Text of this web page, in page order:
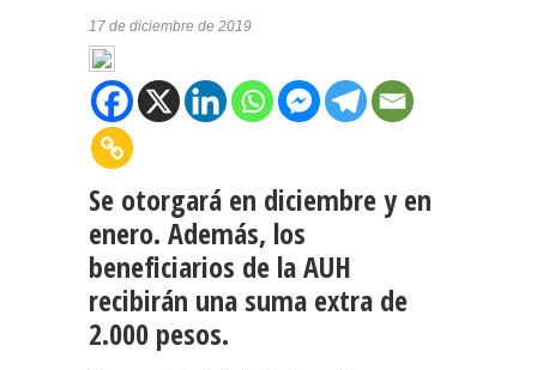
17 de diciembre de 2019
Se otorgará en diciembre y en
enero. Además, los
beneficiarios de la AUH
recibirán una suma extra de
2.000 pesos.